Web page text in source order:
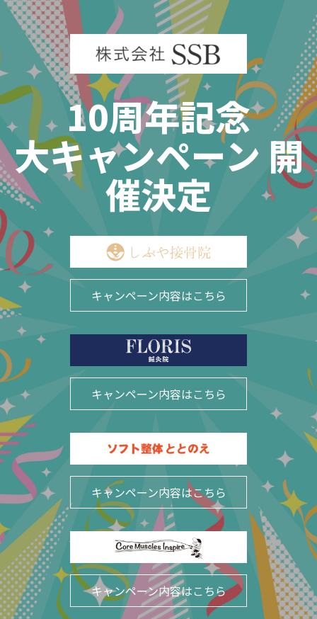
Skip
content
10周年記念
大キャンペーン 開
催決定
キャンペーン内容はこちら
キャンペーン内容はこちら
キャンペーン内容はこちら
キャンペーン内容はこちら